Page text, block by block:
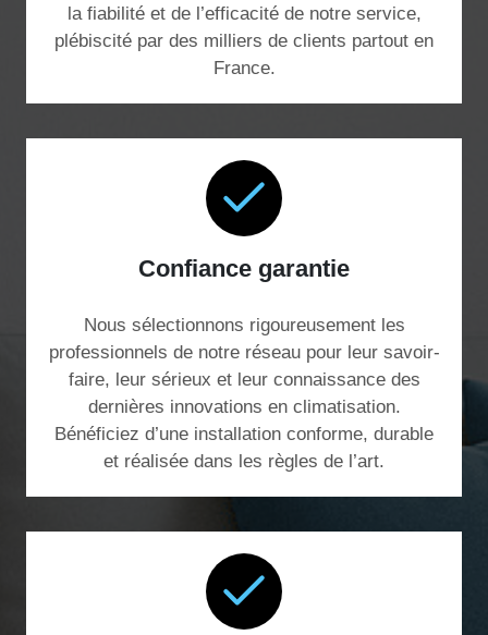
la fiabilité et de l’efficacité de notre service,
plébiscité par des milliers de clients partout en
France.
Confiance garantie
Nous sélectionnons rigoureusement les
professionnels de notre réseau pour leur savoir-
faire, leur sérieux et leur connaissance des
dernières innovations en climatisation.
Bénéficiez d’une installation conforme, durable
et réalisée dans les règles de l’art.